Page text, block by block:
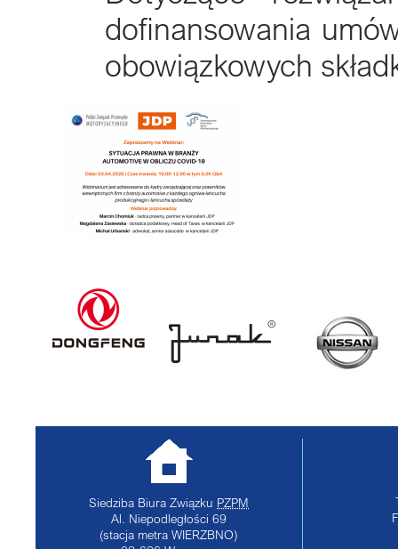
dofinansowania
obowiązkowych
Siedziba Biura Związku PZPM
Al. Niepodległości 69
(stacja metra WIERZBNO)